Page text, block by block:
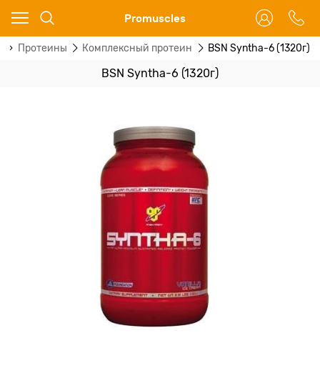
Promuscles
Протеины Комплексный протеин BSN Syntha-6 (1320г)
BSN Syntha-6 (1320г)
Ваш город - Москва,
угадали?
ДА НЕТ